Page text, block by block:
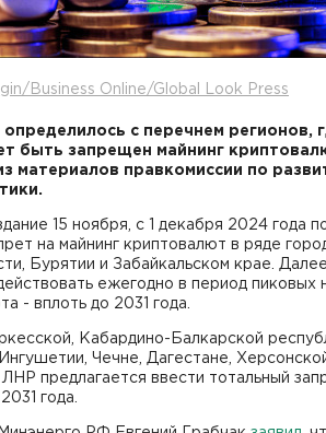
Business Online/Global Look Press
определилось с перечнем регионов,
быть запрещен майнинг
материалов правкомиссии по
.
15 ноября, с 1 декабря 2024 года
на майнинг криптовалют в ряде
Бурятии и Забайкальском крае.
ежегодно в период пиковых
- вплоть до 2031 года.
Кабардино-Балкарской
Чечне, Дагестане,
предлагается ввести тотальный
года.